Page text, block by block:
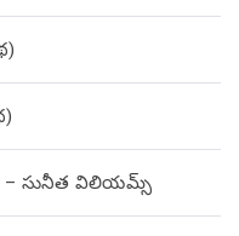
– సునీత విలియమ్స్